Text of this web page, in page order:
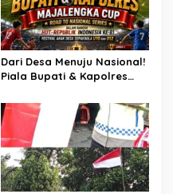
Dari Desa Menuju Nasional!
Piala Bupati & Kapolres
Bibit-Bibit Juara